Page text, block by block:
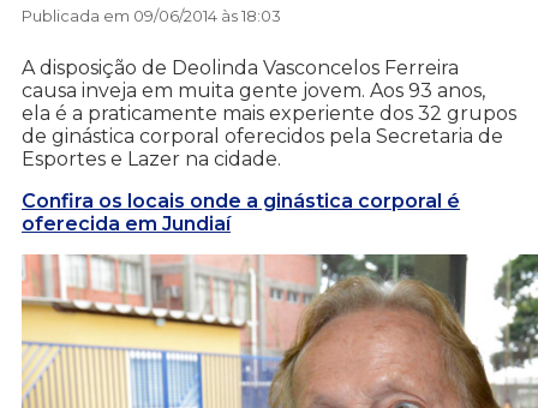
Publicada em 09/06/2014 às 18:03
A disposição de Deolinda Vasconcelos Ferreira
causa inveja em muita gente jovem. Aos 93 anos,
ela é a praticamente mais experiente dos 32 grupos
de ginástica corporal oferecidos pela Secretaria de
Esportes e Lazer na cidade.
Confira os locais onde a ginástica corporal é
oferecida em Jundiaí